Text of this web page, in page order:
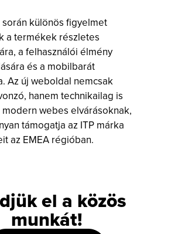
különös figyelmet
a termékek részletes
a felhasználói élmény
és a mobilbarát
Az új weboldal nemcsak
hanem technikailag is
webes elvárásoknak,
támogatja az ITP márka
az EMEA régióban.
el a közös
munkát!